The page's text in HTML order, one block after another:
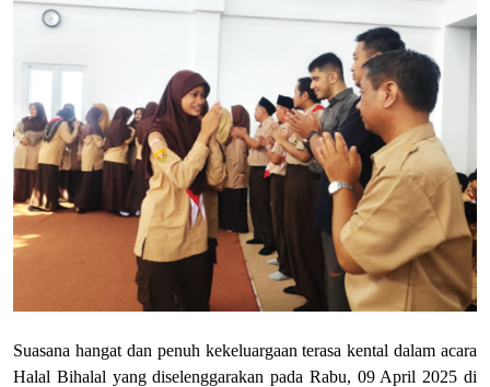
Suasana hangat dan penuh kekeluargaan terasa kental dalam acara
Halal Bihalal yang diselenggarakan pada Rabu, 09 April 2025 di